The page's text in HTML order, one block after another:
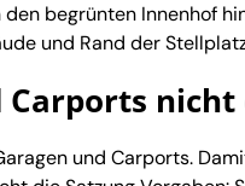
begrünten Innenhof
und Rand der
Carports
und Carports.